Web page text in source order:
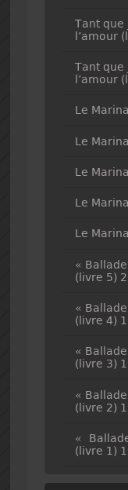
Tant que
l’amour
Tant que
l’amour
Le
Le
Le
Le
Le
«
(livre 5)
«
(livre 4)
«
(livre 3)
«
(livre 2)
«
(livre 1)